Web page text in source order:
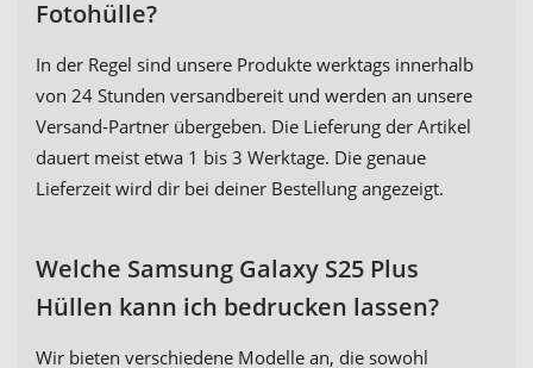
Fotohülle?
In der Regel sind unsere Produkte werktags innerhalb
von 24 Stunden versandbereit und werden an unsere
Versand-Partner übergeben. Die Lieferung der Artikel
dauert meist etwa 1 bis 3 Werktage. Die genaue
Lieferzeit wird dir bei deiner Bestellung angezeigt.
Welche Samsung Galaxy S25 Plus
Hüllen kann ich bedrucken lassen?
Wir bieten verschiedene Modelle an, die sowohl